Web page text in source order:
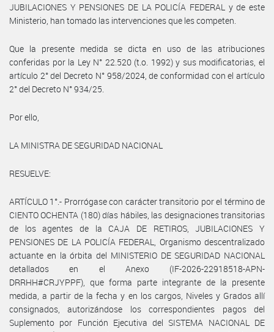
JUBILACIONES Y PENSIONES DE LA POLICÍA FEDERAL y de este
Ministerio, han tomado las intervenciones que les competen.
Que la presente medida se dicta en uso de las atribuciones
conferidas por la Ley N° 22.520 (t.o. 1992) y sus modificatorias, el
artículo 2° del Decreto N° 958/2024, de conformidad con el artículo
2° del Decreto N° 934/25.
Por ello,
LA MINISTRA DE SEGURIDAD NACIONAL
RESUELVE:
ARTÍCULO 1°.- Prorrógase con carácter transitorio por el término de
CIENTO OCHENTA (180) días hábiles, las designaciones transitorias
de los agentes de la CAJA DE RETIROS, JUBILACIONES Y
PENSIONES DE LA POLICÍA FEDERAL, Organismo descentralizado
actuante en la órbita del MINISTERIO DE SEGURIDAD NACIONAL
detallados en el Anexo (IF-2026-22918518-APN-
DRRHH#CRJYPPF), que forma parte integrante de la presente
medida, a partir de la fecha y en los cargos, Niveles y Grados allí
consignados, autorizándose los correspondientes pagos del
Suplemento por Función Ejecutiva del SISTEMA NACIONAL DE